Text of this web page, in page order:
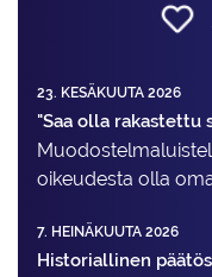
23. KESÄKUUTA 2026
"Saa olla rakastettu
oikeudesta olla
7. HEINÄKUUTA 2026
Historiallinen